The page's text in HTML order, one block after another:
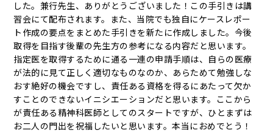
した。兼行先生、ありがとうございました！この手引きは講
習会にて配布されます。また、当院でも独自にケースレポー
ト作成の要点をまとめた手引きを新たに作成しました。今後
取得を目指す後輩の先生方の参考になる内容だと思います。
指定医を取得するために通る一連の申請手順は、自らの医療
が法的に見て正しく適切なものなのか、あらためて勉強しな
おす絶好の機会ですし、責任ある資格を得るにあたって欠か
すことのできないイニシエーションだと思います。ここから
が責任ある精神科医師としてのスタートですが、ひとまずは
お二人の門出を祝福したいと思います。本当におめでとう！